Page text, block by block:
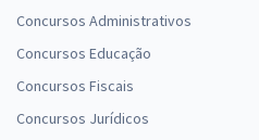
Concursos Administrativos
Concursos Educação
Concursos Fiscais
Concursos Jurídicos